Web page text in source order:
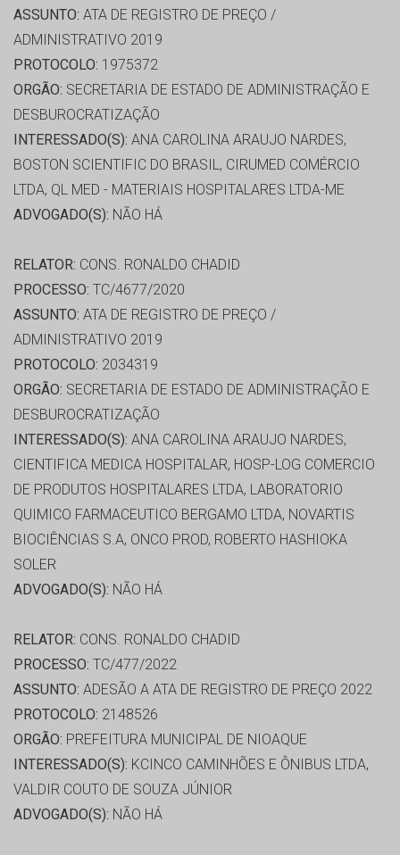
ASSUNTO: ATA DE REGISTRO DE PREÇO /
ADMINISTRATIVO 2019
PROTOCOLO: 1975372
ORGÃO: SECRETARIA DE ESTADO DE ADMINISTRAÇÃO E
DESBUROCRATIZAÇÃO
INTERESSADO(S): ANA CAROLINA ARAUJO NARDES,
BOSTON SCIENTIFIC DO BRASIL, CIRUMED COMÉRCIO
LTDA, QL MED - MATERIAIS HOSPITALARES LTDA-ME
ADVOGADO(S): NÃO HÁ
RELATOR: CONS. RONALDO CHADID
PROCESSO: TC/4677/2020
ASSUNTO: ATA DE REGISTRO DE PREÇO /
ADMINISTRATIVO 2019
PROTOCOLO: 2034319
ORGÃO: SECRETARIA DE ESTADO DE ADMINISTRAÇÃO E
DESBUROCRATIZAÇÃO
INTERESSADO(S): ANA CAROLINA ARAUJO NARDES,
CIENTIFICA MEDICA HOSPITALAR, HOSP-LOG COMERCIO
DE PRODUTOS HOSPITALARES LTDA, LABORATORIO
QUIMICO FARMACEUTICO BERGAMO LTDA, NOVARTIS
BIOCIÊNCIAS S.A, ONCO PROD, ROBERTO HASHIOKA
SOLER
ADVOGADO(S): NÃO HÁ
RELATOR: CONS. RONALDO CHADID
PROCESSO: TC/477/2022
ASSUNTO: ADESÃO A ATA DE REGISTRO DE PREÇO 2022
PROTOCOLO: 2148526
ORGÃO: PREFEITURA MUNICIPAL DE NIOAQUE
INTERESSADO(S): KCINCO CAMINHÕES E ÔNIBUS LTDA,
VALDIR COUTO DE SOUZA JÚNIOR
ADVOGADO(S): NÃO HÁ